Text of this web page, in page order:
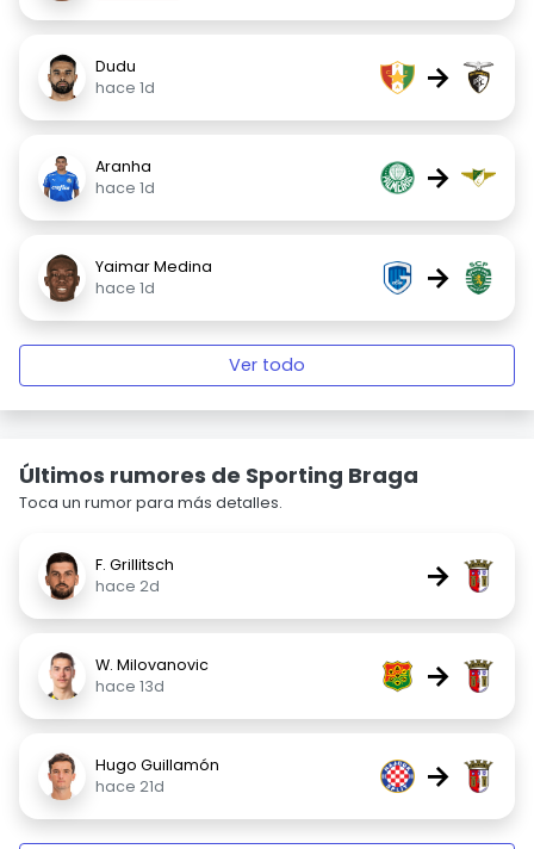
Dudu
hace 1d
→
Aranha
hace 1d
→
Yaimar Medina
hace 1d
→
Ver todo
Últimos rumores de Sporting Braga
Toca un rumor para más detalles.
F. Grillitsch
hace 2d
→
W. Milovanovic
hace 13d
→
Hugo Guillamón
hace 21d
→